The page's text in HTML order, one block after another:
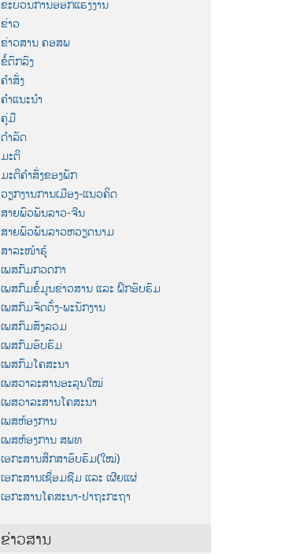
ຂະບວນການອອກແຮງງານ
ຂ່າວ
ຂ່າວສານ ຄອສພ
ຂໍ້ຕົກລົງ
ຄຳສັ່ງ
ຄຳແນະນຳ
ຄູ່ມື
ດຳລັດ
ມະຕິ
ມະຕິຄຳສັ່ງຂອງພັກ
ວຽກງານການເມືອງ-ແນວຄິດ
ສາຍພົວພັນລາວ-ຈີນ
ສາຍພົວພັນລາວຫວຽດນາມ
ສາລະໜ້າຮູ້
ເພສກົມກວດກາ
ເພສກົມຂໍ້ມູນຂ່າວສານ ແລະ ຝຶກອົບຮົມ
ເພສກົມຈັດຕັ້ງ-ພະນັກງານ
ເພສກົມສັງລວມ
ເພສກົມອົບຮົມ
ເພສກົມໂຄສະນາ
ເພສວາລະສານອະລຸນໃໝ່
ເພສວາລະສານໂຄສະນາ
ເພສຫ້ອງການ
ເພສຫ້ອງການ ສພທ
ເອກະສານສຶກສາອົບຮົມ(ໃໝ່)
ເອກະສານເຊື່ອມຊືມ ແລະ ເຜີຍແຜ່
ເອກະສານໂຄສະນາ-ປາຖະກະຖາ
ຂ່າວສານ